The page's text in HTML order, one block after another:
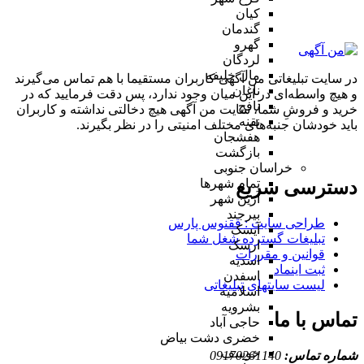
کیان
گندمان
گهرو
لردگان
مال خلیفه
ناغان
نافچ
نقنه
هفشجان
بازگشت
خراسان جنوبی
تمام شهر‌ها
آرین شهر
بیرجند
آیسک
ارسک
اسدیه
اسفدن
اسلامیه
بشرویه
حاجی آباد
خضری دشت بیاض
خوسف
در سایت تبلیغاتی من آگهی کاربران مستقیما با هم تماس می‌گیرند
و هیچ واسطه‌ای در این میان وجود ندارد، پس دقت فرمایید که در
خرید و فروشِ شما، سایت من آگهی هیچ دخالتی نداشته و کاربران
باید خودشان جنبه‌های مختلف امنیتی را در نظر بگیرند.
دسترسی سریع
طراحی سایت :‌ ققنوس پارس
تبلیغات گسترده شغل شما
قوانین و مقررات
ثبت اینماد
لیست سایتهای تبلیغاتی
تماس با ما
شماره تماس: 09170261140